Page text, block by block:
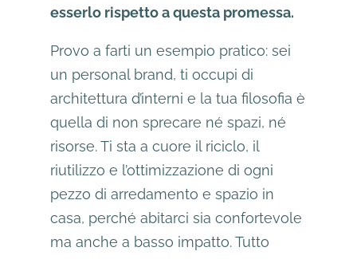
esserlo rispetto a questa promessa.
Provo a farti un esempio pratico: sei
un personal brand, ti occupi di
architettura d’interni e la tua filosofia è
quella di non sprecare né spazi, né
risorse. Ti sta a cuore il riciclo, il
riutilizzo e l’ottimizzazione di ogni
pezzo di arredamento e spazio in
casa, perché abitarci sia confortevole
ma anche a basso impatto. Tutto